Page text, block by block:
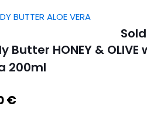
Σαπούνι ελαιολάδου με
άρωμα γιασεμί 85g
Butter HONEY &
200ml
€